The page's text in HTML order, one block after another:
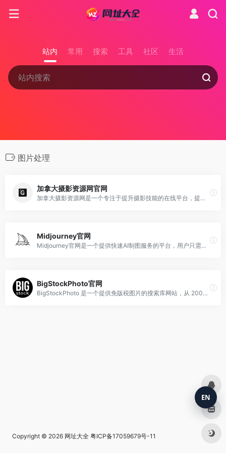
站内 常用 搜索 工具 社区 生活
图片处理
加拿大摄影资源网官网
加拿大摄影资源网是一个专注于提升摄影技能的在线平台，提供摄影教程助你成为优秀摄影师、制作精美图片，并定期发布摄影杂志，官网地址详见下文资源链接。
Midjourney官网
Midjourney官网是一个提供快速AI制图服务的平台，用户只需输入文字，即可在一分钟内获得相应的AI生成图片。
BigStockPhoto官网
BigStockPhoto 是一个提供免版税图片的搜索库网站，从 2004 年秋天成立以来，因其独特的管理方式和丰富的图片资源，受到了广大用户的喜爱，2009年被世界最大的图片订阅库 Shutterstock 收购。
Copyright © 2026 网址大全 粤ICP备17059679号-11
EN